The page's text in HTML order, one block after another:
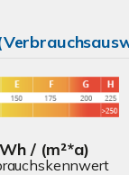
/ (m²*a)